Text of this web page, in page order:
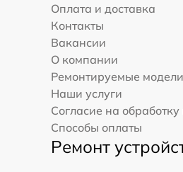
Оплата и доставка
Контакты
Вакансии
О компании
Ремонтируемые модели
Наши услуги
Согласие на
Способы оплаты
Ремонт